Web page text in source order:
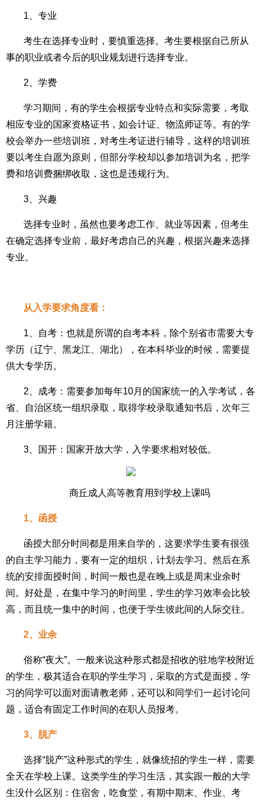
1、专业
考生在选择专业时，要慎重选择。考生要根据自己所从
事的职业或者今后的职业规划进行选择专业。
2、学费
学习期间，有的学生会根据专业特点和实际需要，考取
相应专业的国家资格证书，如会计证、物流师证等。有的学
校会举办一些培训班，对考生考证进行辅导，这样的培训班
要以考生自愿为原则，但部分学校却以参加培训为名，把学
费和培训费捆绑收取，这也是违规行为。
3、兴趣
选择专业时，虽然也要考虑工作、就业等因素，但考生
在确定选择专业前，最好考虑自己的兴趣，根据兴趣来选择
专业。
从入学要求角度看：
1、自考：也就是所谓的自考本科，除个别省市需要大专
学历（辽宁、黑龙江、湖北），在本科毕业的时候，需要提
供大专学历。
2、成考：需要参加每年10月的国家统一的入学考试，各
省、自治区统一组织录取，取得学校录取通知书后，次年三
月注册学籍。
3、国开：国家开放大学，入学要求相对较低。
商丘成人高等教育用到学校上课吗
1、函授
函授大部分时间都是用来自学的，这要求学生要有很强
的自主学习能力，要有一定的组织，计划去学习。然后在系
统的安排面授时间，时间一般也是在晚上或是周末业余时
间。好处是，在集中学习的时间里，学生的学习效率会比较
高，而且统一集中的时间，也便于学生彼此间的人际交往。
2、业余
俗称“夜大”。一般来说这种形式都是招收的驻地学校附近
的学生，极其适合在职的学生学习，采取的方式是面授，学
习的同学可以面对面请教老师，还可以和同学们一起讨论问
题，适合有固定工作时间的在职人员报考。
3、脱产
选择“脱产”这种形式的学生，就像统招的学生一样，需要
全天在学校上课。这类学生的学习生活，其实跟一般的大学
生没什么区别：住宿舍，吃食堂，有期中期末、作业、考